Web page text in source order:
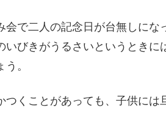
会で二人の記念日が台無しにな
びきがうるさいというときに
。
くことがあっても、子供には